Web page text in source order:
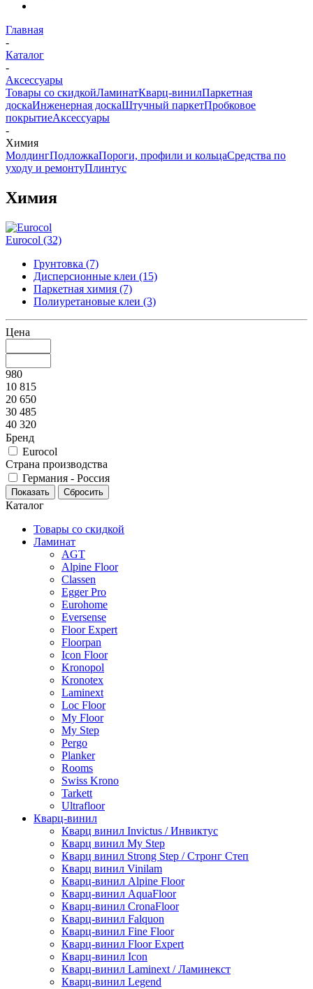
Главная
-
Каталог
-
Аксессуары
Товары со скидкойЛаминатКварц-винилПаркетная
доскаИнженерная доскаШтучный паркетПробковое
покрытиеАксессуары
-
Химия
МолдингПодложкаПороги, профили и кольцаСредства по
уходу и ремонтуПлинтус
Химия
Eurocol (32)
Грунтовка (7)
Дисперсионные клеи (15)
Паркетная химия (7)
Полиуретановые клеи (3)
Цена
980
10 815
20 650
30 485
40 320
Бренд
Eurocol
Страна производства
Германия - Россия
Каталог
Товары со скидкой
Ламинат
AGT
Alpine Floor
Classen
Egger Pro
Eurohome
Eversense
Floor Expert
Floorpan
Icon Floor
Kronopol
Kronotex
Laminext
Loc Floor
My Floor
My Step
Pergo
Planker
Rooms
Swiss Krono
Tarkett
Ultrafloor
Кварц-винил
Кварц винил Invictus / Инвиктус
Кварц винил My Step
Кварц винил Strong Step / Стронг Степ
Кварц винил Vinilam
Кварц-винил Alpine Floor
Кварц-винил AquaFloor
Кварц-винил CronaFloor
Кварц-винил Falquon
Кварц-винил Fine Floor
Кварц-винил Floor Expert
Кварц-винил Icon
Кварц-винил Laminext / Ламинекст
Кварц-винил Legend